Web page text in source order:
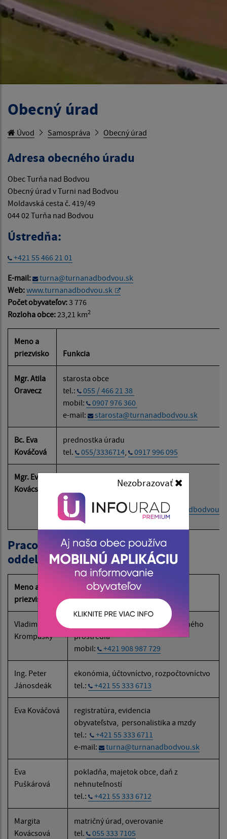
Nezobrazovať
Obecný úrad
Úvod Samospráva Obecný úrad
Adresa obecného úradu
Obec Turňa nad Bodvou
Obecný úrad v Turni nad Bodvou
Moldavská cesta č. 419/49
044 02 Turňa nad Bodvou
Ústredňa:
+421 55 466 21 01
E-mail:
turna@turnanadbodvou.sk
Web:www.turnanadbodvou.sk
Počet obyvateľov:3 776
Rozloha obce: 23,21 km2
Meno a
priezvisko
Funkcia
Mgr. Atila
Oravecz
starosta obce
tel.:
055 / 466 21 38
mobil:
0907 976 360
e-mail:
starosta@turnanadbodvou.sk
Bc. Eva
Kováčová
prednostka úradu
tel.
055/3336714 0917 996 095
Mgr. Eva
Kovácsová
hlavný kontrolór
e-
mail:
Pracovníci administratívneho
oddelenia obecného úradu
Meno a
priezvisko
Pracovná funkcia / agenda
Vladimír
Krompasky
Vedúci technického úseku a životného
prostredia
mobil:
+421 908 987 729
Ing. Peter
Jánosdeák
ekonómia, účtovníctvo, rozpočtovníctvo
tel.:
+421 55 333 6713
Eva Kováčová
registratúra, evidencia
obyvateľstva, personalistika a mzdy
tel.:
+421 55 333 6711
e-mail:
turna@turnanadbodvou.sk
Eva
Puškárová
pokladňa, majetok obce, daň z
nehnuteľností
tel.:
+421 55 333 6712
Margita
Kovácsová
matričný úrad, overovanie
tel.
055 333 7105